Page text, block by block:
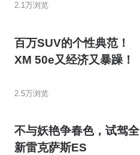
2.1万浏览
百万SUV的个性典范！
XM 50e又经济又暴躁！
2.5万浏览
不与妖艳争春色，试驾全
新雷克萨斯ES